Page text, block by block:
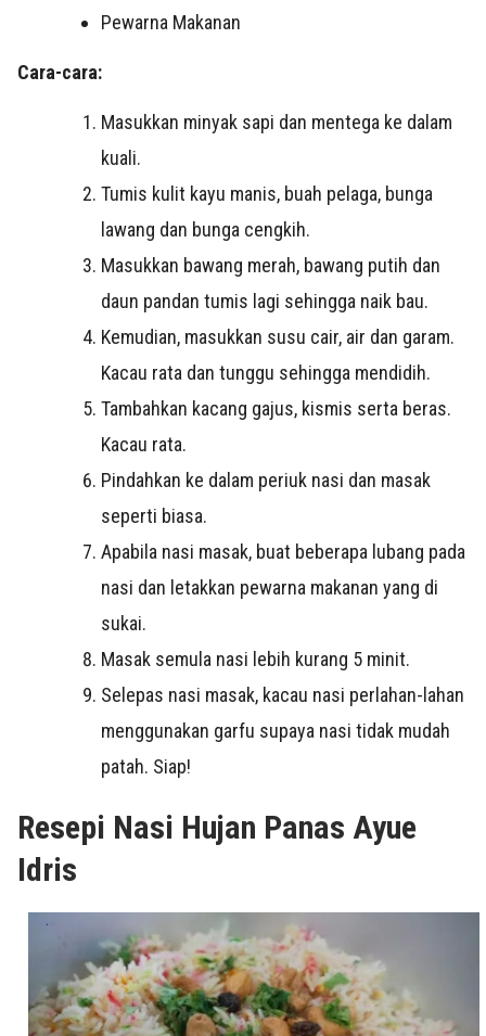
Pewarna Makanan
Cara-cara:
Masukkan minyak sapi dan mentega ke dalam
kuali.
Tumis kulit kayu manis, buah pelaga, bunga
lawang dan bunga cengkih.
Masukkan bawang merah, bawang putih dan
daun pandan tumis lagi sehingga naik bau.
Kemudian, masukkan susu cair, air dan garam.
Kacau rata dan tunggu sehingga mendidih.
Tambahkan kacang gajus, kismis serta beras.
Kacau rata.
Pindahkan ke dalam periuk nasi dan masak
seperti biasa.
Apabila nasi masak, buat beberapa lubang pada
nasi dan letakkan pewarna makanan yang di
sukai.
Masak semula nasi lebih kurang 5 minit.
Selepas nasi masak, kacau nasi perlahan-lahan
menggunakan garfu supaya nasi tidak mudah
patah. Siap!
Resepi Nasi Hujan Panas Ayue
Idris